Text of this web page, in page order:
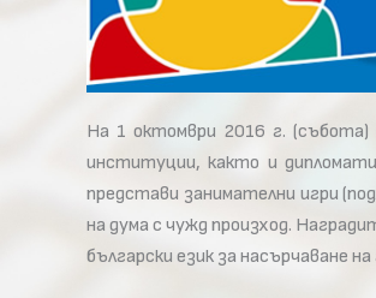
На 1 октомври 2016 г.
институции, както и
представи занимателни игри
на дума с чужд произход.
български език за насърчаване